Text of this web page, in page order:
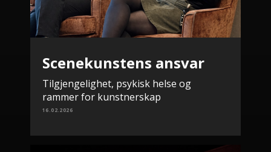
Scenekunstens ansvar
Tilgjengelighet, psykisk helse og
rammer for kunstnerskap
16.02.2026